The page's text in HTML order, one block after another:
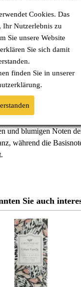
Duft aus
und der
und spritzigen
eine belebende
und blumigen Noten
während die
Sie auch
Cookies. Das
Ihr Nutzerlebnis zu
Sie unsere Website
Sie sich damit
finden Sie in unserer
erklärung.